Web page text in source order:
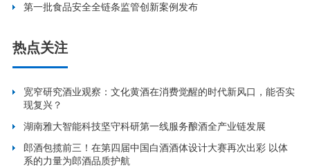
第一批食品安全全链条监管创新案例发布
热点关注
宽窄研究酒业观察：文化黄酒在消费觉醒的时代新风口，能否实
现复兴？
湖南雅大智能科技坚守科研第一线服务酿酒全产业链发展
郎酒包揽前三！在第四届中国白酒酒体设计大赛再次出彩 以体
系的力量为郎酒品质护航